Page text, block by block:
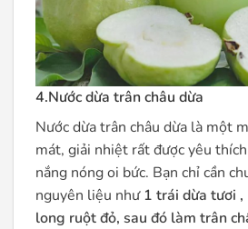
4.Nước dừa trân châu dừa
Nước dừa trân châu dừa là một
mát, giải nhiệt rất được yêu
nắng nóng oi bức. Bạn chỉ cần
nguyên liệu như1 trái dừa tươi
long ruột đỏ, sau đó làm trân